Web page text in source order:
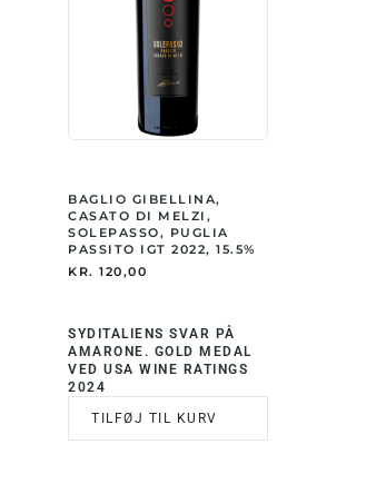
BAGLIO GIBELLINA,
CASATO DI MELZI,
SOLEPASSO, PUGLIA
PASSITO IGT 2022, 15.5%
KR. 120,00
SYDITALIENS SVAR PÅ
AMARONE. GOLD MEDAL
VED USA WINE RATINGS
2024
TILFØJ TIL KURV